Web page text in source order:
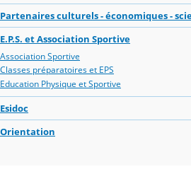
Partenaires culturels - économiques -
E.P.S. et Association Sportive
Association Sportive
Classes préparatoires et EPS
Education Physique et Sportive
Esidoc
Orientation